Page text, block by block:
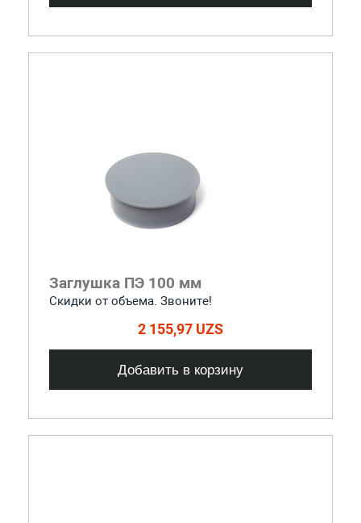
Заглушка ПЭ 100 мм
Скидки от объема. Звоните!
2 155,97 UZS
Добавить в корзину